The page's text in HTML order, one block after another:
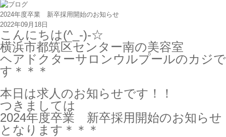
2024年度卒業 新卒採用開始のお知らせ
2022年09月18日
こんにちは(^_-)-☆
横浜市都筑区センター南の美容室
ヘアドクターサロンウルプールのカジで
す＊＊＊
本日は求人のお知らせです！！
つきましては
2024年度卒業 新卒採用開始のお知らせ
となります＊＊＊